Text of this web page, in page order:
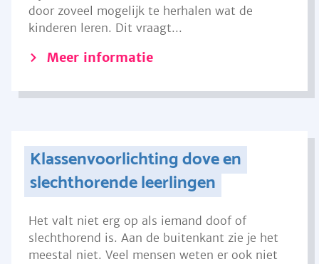
door zoveel mogelijk te herhalen wat de
kinderen leren. Dit vraagt...
Meer informatie
Klassenvoorlichting dove en
slechthorende leerlingen
Het valt niet erg op als iemand doof of
slechthorend is. Aan de buitenkant zie je het
meestal niet. Veel mensen weten er ook niet